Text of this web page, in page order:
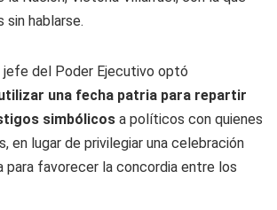
sin hablarse.
jefe del Poder Ejecutivo optó
una fecha patria para repartir
simbólicos a políticos con quienes
en lugar de privilegiar una celebración
para favorecer la concordia entre los